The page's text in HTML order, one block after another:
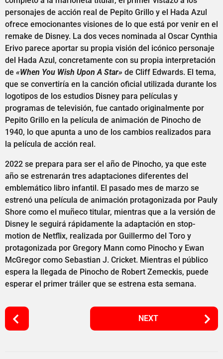
personajes de acción real de Pepito Grillo y el Hada Azul
ofrece emocionantes visiones de lo que está por venir en el
remake de Disney. La dos veces nominada al Oscar Cynthia
Erivo parece aportar su propia visión del icónico personaje
del Hada Azul, concretamente con su propia interpretación
de «When You Wish Upon A Star» de Cliff Edwards. El tema,
que se convertiría en la canción oficial utilizada durante los
logotipos de los estudios Disney para películas y
programas de televisión, fue cantado originalmente por
Pepito Grillo en la película de animación de Pinocho de
1940, lo que apunta a uno de los cambios realizados para
la película de acción real.
2022 se prepara para ser el año de Pinocho, ya que este
año se estrenarán tres adaptaciones diferentes del
emblemático libro infantil. El pasado mes de marzo se
estrenó una película de animación protagonizada por Pauly
Shore como el muñeco titular, mientras que a la versión de
Disney le seguirá rápidamente la adaptación en stop-
motion de Netflix, realizada por Guillermo del Toro y
protagonizada por Gregory Mann como Pinocho y Ewan
McGregor como Sebastian J. Cricket. Mientras el público
espera la llegada de Pinocho de Robert Zemeckis, puede
esperar el primer tráiler que se estrena esta semana.
P
o
NEXT